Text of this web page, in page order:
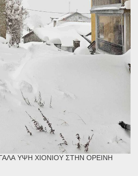
ΎΨΗ ΧΙΟΝΙΟΎ ΣΤΗΝ ΟΡΕΙΝΉ